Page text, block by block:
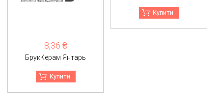
8,36 ₴
БрукКерам Янтарь
Купити
Купити